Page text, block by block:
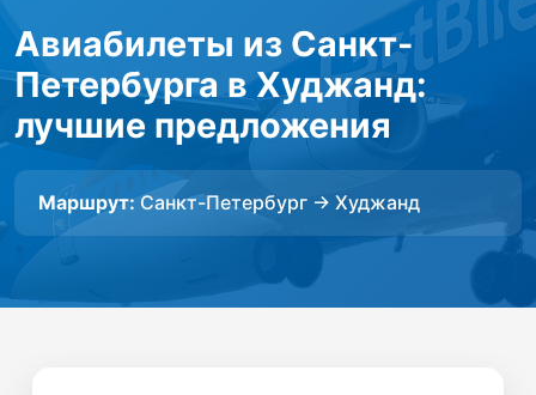
Авиабилеты из Санкт-
Петербурга в Худжанд:
лучшие предложения
Маршрут:Санкт-Петербург → Худжанд